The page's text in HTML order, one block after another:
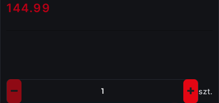
Cena:
144.99
Ilość szt.